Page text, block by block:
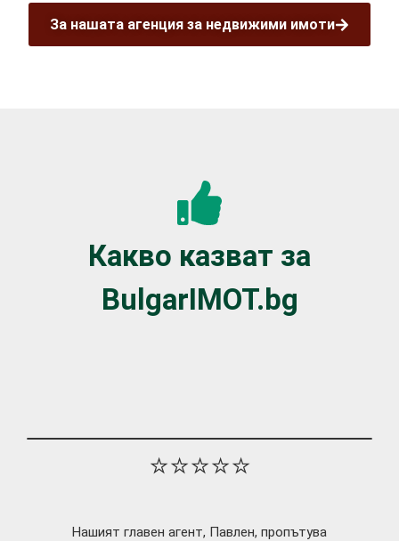
За нашата агенция за недвижими имоти
Какво казват за
BulgarIMOT.bg
⭐⭐⭐⭐⭐
Нашият главен агент, Павлен, пропътува